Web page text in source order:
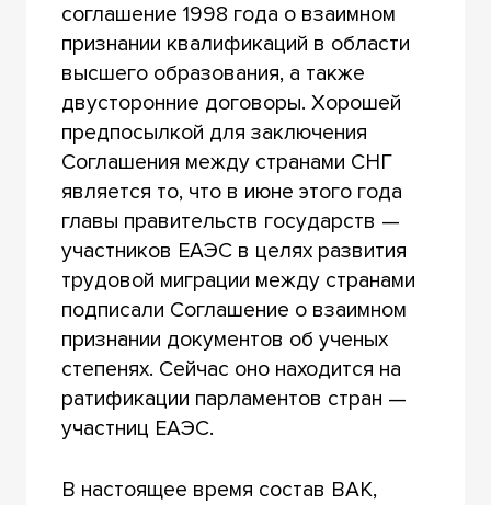
соглашение 1998 года о взаимном
признании квалификаций в области
высшего образования, а также
двусторонние договоры. Хорошей
предпосылкой для заключения
Соглашения между странами СНГ
является то, что в июне этого года
главы правительств государств —
участников ЕАЭС в целях развития
трудовой миграции между странами
подписали Соглашение о взаимном
признании документов об ученых
степенях. Сейчас оно находится на
ратификации парламентов стран —
участниц ЕАЭС.
В настоящее время состав ВАК,